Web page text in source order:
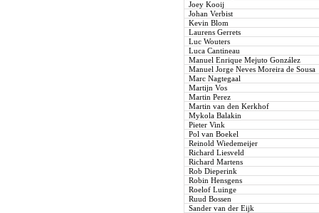
Joey Kooij
Johan Verbist
Kevin Blom
Laurens Gerrets
Luc Wouters
Luca Cantineau
Manuel Enrique Mejuto González
Manuel Jorge Neves Moreira de Sousa
Marc Nagtegaal
Martijn Vos
Martin Perez
Martin van den Kerkhof
Mykola Balakin
Pieter Vink
Pol van Boekel
Reinold Wiedemeijer
Richard Liesveld
Richard Martens
Rob Dieperink
Robin Hensgens
Roelof Luinge
Ruud Bossen
Sander van der Eijk